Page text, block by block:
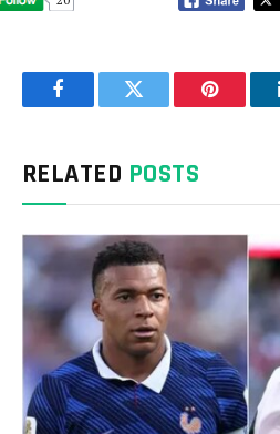
FacebookTwitter Pinterest
RELATED POSTS